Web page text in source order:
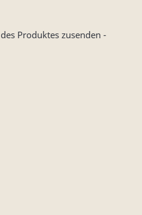
Produktes zusenden -